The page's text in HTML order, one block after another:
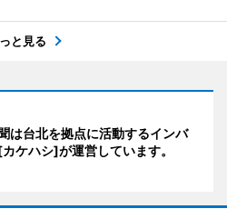
と見る
は台北を拠点に活動するインバ
ケハシ]が運営しています。